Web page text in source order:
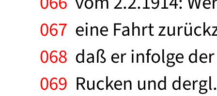
067 eine Fahrt
068 daß er infolge
069 Rucken und